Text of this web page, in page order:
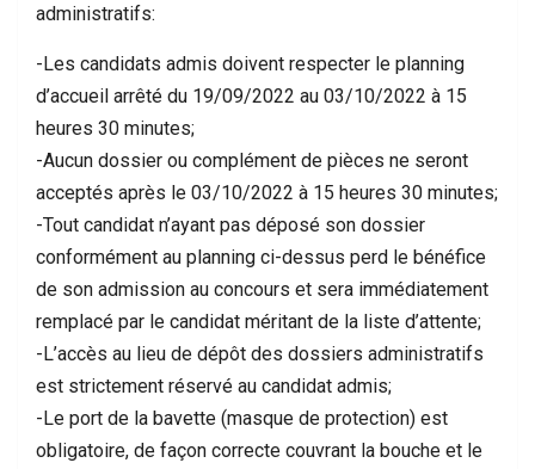
administratifs:
-Les candidats admis doivent respecter le planning
d’accueil arrêté du 19/09/2022 au 03/10/2022 à 15
heures 30 minutes;
-Aucun dossier ou complément de pièces ne seront
acceptés après le 03/10/2022 à 15 heures 30 minutes;
-Tout candidat n’ayant pas déposé son dossier
conformément au planning ci-dessus perd le bénéfice
de son admission au concours et sera immédiatement
remplacé par le candidat méritant de la liste d’attente;
-L’accès au lieu de dépôt des dossiers administratifs
est strictement réservé au candidat admis;
-Le port de la bavette (masque de protection) est
obligatoire, de façon correcte couvrant la bouche et le